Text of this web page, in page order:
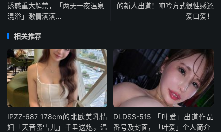
诱惑重大解禁，「两天一夜温泉
混浴」激情满满…
的新人出道！呻吟方式很性感还
爱口爱！
相关推荐
IPZZ-687 178cm的北欧美乳情
妇「天音蜜雪儿」千里送炮，温
DLDSS-515 「叶爱」出道作品
番号及封面，「叶爱」个人简介